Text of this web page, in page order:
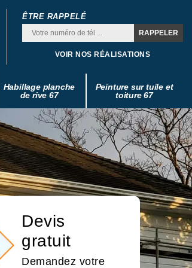
ÊTRE RAPPELÉ
VOIR NOS RÉALISATIONS
Habillage planche
de rive 67
Peinture sur tuile et
toiture 67
Devis
gratuit
Demandez votre